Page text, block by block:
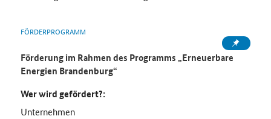
FÖRDERPROGRAMM
Förderung im Rahmen des Programms „Erneuerbare
Energien Brandenburg“
Wer wird gefördert?:
Unternehmen